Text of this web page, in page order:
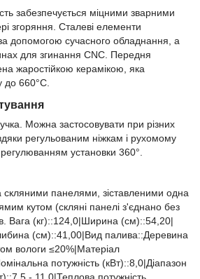
забезпечується міцними зварними
згоряння. Сталеві елементи
допомогою сучасного обладнання, а
для згинання CNC. Передня
жаростійкою керамікою, яка
до 660°C.
Можна застосовувати при різних
регульованим ніжкам і рухомому
установки 360°.
скляними панелями, зіставленими одна
кутом (скляні панелі з'єднано без
Вага (кг)::124,0|Ширина (см)::54,20|
(см)::41,00|Вид палива::Деревина
вологи ≤20%|Матеріал
потужність (кВт)::8,0|Діапазон